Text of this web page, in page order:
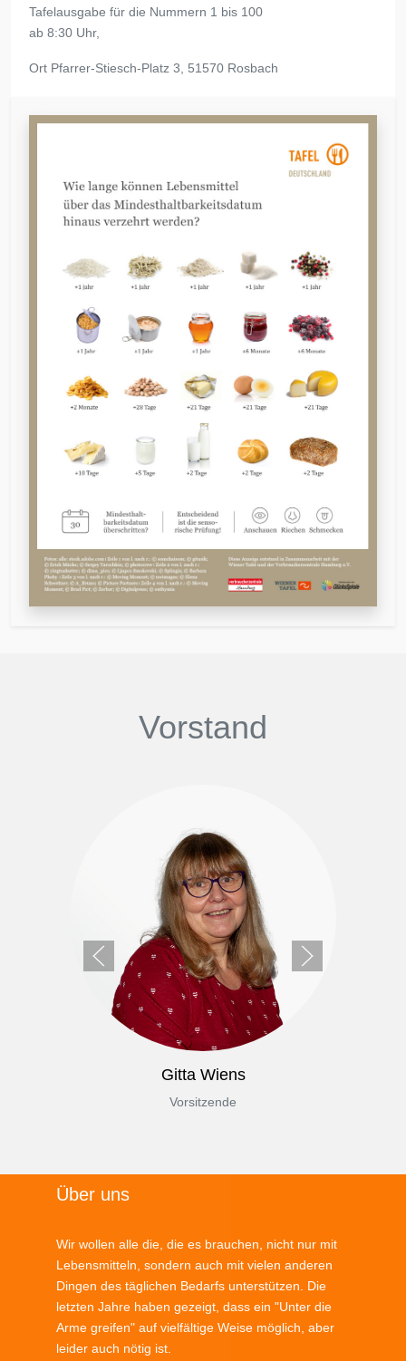
Tafelausgabe für die Nummern 1 bis 100
ab 8:30 Uhr,
Ort Pfarrer-Stiesch-Platz 3, 51570 Rosbach
Vorstand
Gitta Wiens
Vorsitzende
Über uns
Wir wollen alle die, die es brauchen, nicht nur mit
Lebensmitteln, sondern auch mit vielen anderen
Dingen des täglichen Bedarfs unterstützen. Die
letzten Jahre haben gezeigt, dass ein "Unter die
Arme greifen" auf vielfältige Weise möglich, aber
leider auch nötig ist.